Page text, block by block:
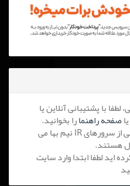
صفحه راهنمارا بخوانید.
2-مصرف اینترنت برای خرید قانونی از سرورهای IR نیم بها می
هستند.
اید لطفا ابتدا وارد سایت